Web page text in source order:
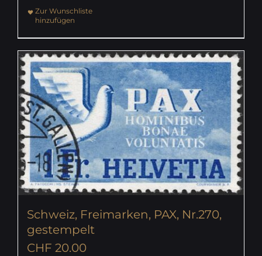
Zur Wunschliste
hinzufügen
Schweiz, Freimarken, PAX, Nr.270,
gestempelt
CHF 20.00